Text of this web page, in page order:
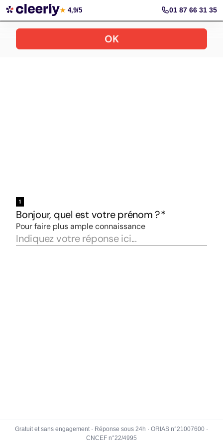
Votre simulation gratuite et personnalisée
★ 4,9/5 01 87 66 31 35
Gratuit et sans engagement · Réponse sous 24h · ORIAS n°21007600 ·
CNCEF n°22/4995